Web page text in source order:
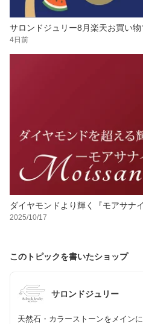
サロンドジュリー8月楽天お買い
4日前
ダイヤモンドより輝く『モアサナ
2025/10/17
このトピックを書いたショップ
サロンドジュリー
天然石・カラーストーンをメイン